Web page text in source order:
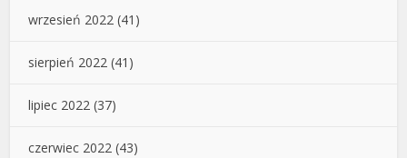
wrzesień 2022 (41)
sierpień 2022 (41)
lipiec 2022 (37)
czerwiec 2022 (43)